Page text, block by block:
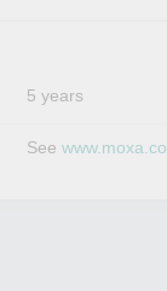
5 years
See